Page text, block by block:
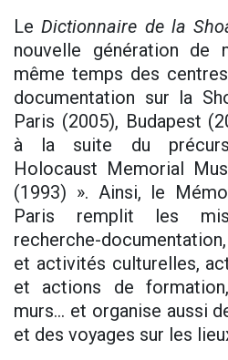
LeDictionnaire de la
nouvelle génération de
même temps des
documentation sur la
Paris (2005), Budapest
à la suite du
Holocaust Memorial
(1993) ». Ainsi, le
Paris remplit les
recherche-
et activités culturelles,
et actions de
murs… et organise aussi
et des voyages sur les